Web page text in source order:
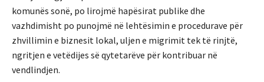
komunës sonë, po lirojmë hapësirat publike dhe
vazhdimisht po punojmë në lehtësimin e procedurave për
zhvillimin e biznesit lokal, uljen e migrimit tek të rinjtë,
ngritjen e vetëdijes së qytetarëve për kontribuar në
vendlindjen.